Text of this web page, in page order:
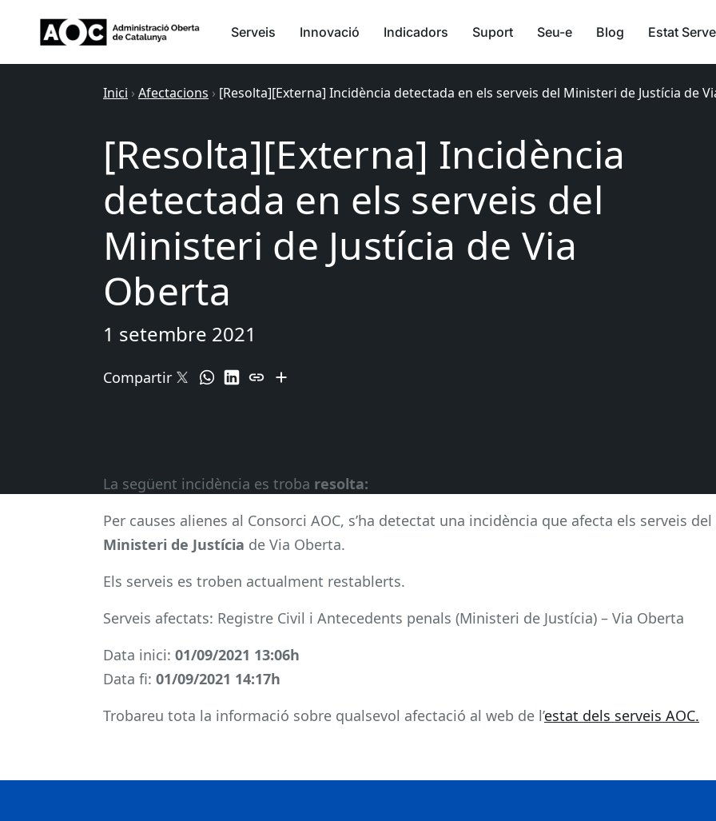
Serveis Innovació Indicadors Suport Seu-e Blog Estat
Inici › Afectacions › [Resolta][Externa] Incidència detectada en els serveis del Ministeri de Justícia de
[Resolta][Externa] Incidència
detectada en els serveis del
Ministeri de Justícia de Via
Oberta
1 setembre 2021
Compartir
La següent incidència es troba resolta:
Per causes alienes al Consorci AOC, s’ha detectat una incidència que afecta els serveis del
Ministeri de Justícia de Via Oberta.
Els serveis es troben actualment restablerts.
Serveis afectats: Registre Civil i Antecedents penals (Ministeri de Justícia) – Via Oberta
Data inici: 01/09/2021 13:06h
Data fi: 01/09/2021 14:17h
Trobareu tota la informació sobre qualsevol afectació al web de l’estat dels serveis AOC.